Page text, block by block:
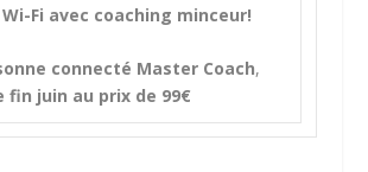
Fi avec coaching minceur!
connecté Master Coach,
fin juin au prix de 99€